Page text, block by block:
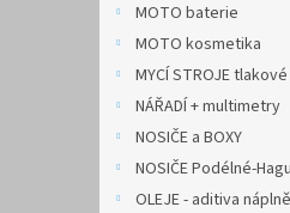
MOTO baterie
MOTO kosmetika
MYCÍ STROJE tlakové
NÁŘADÍ + multimetry
NOSIČE a BOXY
NOSIČE Podélné-
OLEJE - aditiva